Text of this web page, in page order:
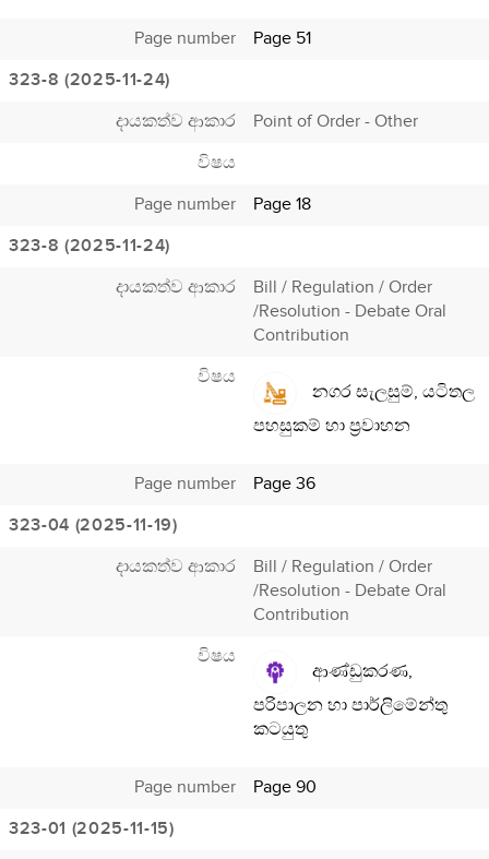
Page number
Page 51
323-8 (2025-11-24)
දායකත්ව ආකාර
Point of Order - Other
විෂය
Page number
Page 18
323-8 (2025-11-24)
දායකත්ව ආකාර
Bill / Regulation / Order
/Resolution - Debate Oral
Contribution
විෂය
නගර සැලසුම්, යටිතල
පහසුකම් හා ප්‍රවාහන
Page number
Page 36
323-04 (2025-11-19)
දායකත්ව ආකාර
Bill / Regulation / Order
/Resolution - Debate Oral
Contribution
විෂය
ආණ්ඩුකරණ,
පරිපාලන හා පාර්ලිමේන්තු
කටයුතු
Page number
Page 90
323-01 (2025-11-15)